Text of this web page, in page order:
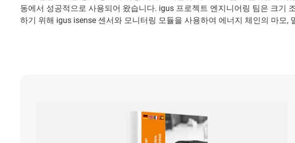
동에서 성공적으로 사용되어 왔습니다. igus 프로젝트 엔지니어링 팀은 크기
하기 위해 igus isense 센서와 모니터링 모듈을 사용하여 에너지 체인의 마모